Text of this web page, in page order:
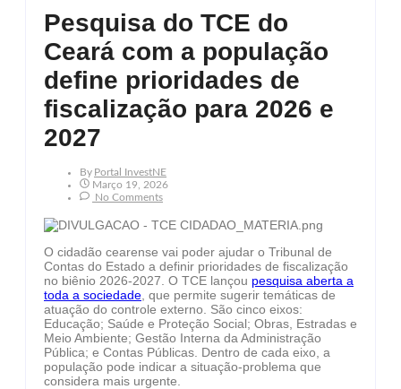
Pesquisa do TCE do
Ceará com a população
define prioridades de
fiscalização para 2026 e
2027
By Portal InvestNE
Março 19, 2026
No Comments
O cidadão cearense vai poder ajudar o Tribunal de
Contas do Estado a definir prioridades de fiscalização
no biênio 2026-2027. O TCE lançou pesquisa aberta a
toda a sociedade , que permite sugerir temáticas de
atuação do controle externo. São cinco eixos:
Educação; Saúde e Proteção Social; Obras, Estradas e
Meio Ambiente; Gestão Interna da Administração
Pública; e Contas Públicas. Dentro de cada eixo, a
população pode indicar a situação-problema que
considera mais urgente.